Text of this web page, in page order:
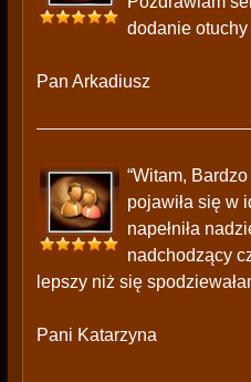
dodanie
Pan Arkadiusz
“Witam,
pojawiła się w
napełniła
nadchodzący
lepszy niż się
Pani Katarzyna